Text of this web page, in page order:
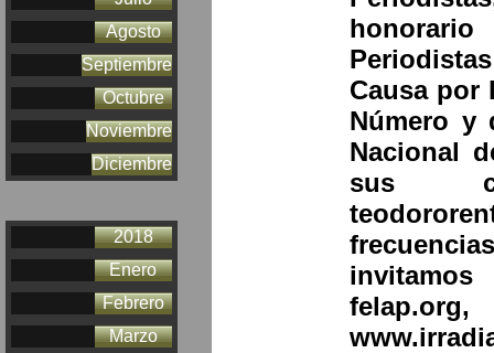
Agosto
Septiembre
Octubre
Noviembre
Diciembre
2018
Enero
Febrero
Marzo
Causa por
Número y
Nacional
sus